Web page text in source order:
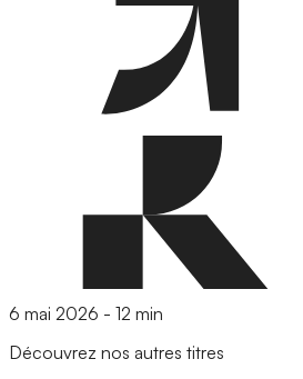
6 mai 2026 - 12 min
Découvrez nos autres titres